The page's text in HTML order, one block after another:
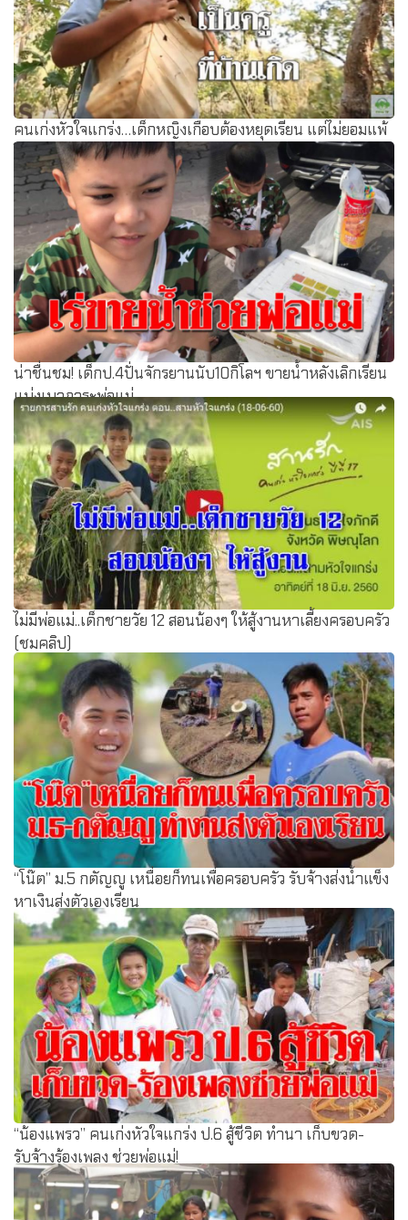
คนเก่งหัวใจแกร่ง…เด็กหญิงเกือบต้องหยุดเรียน แต่ไม่ยอมแพ้
โชคชะตา (ชมคลิป)
น่าชื่นชม! เด็กป.4ปั่นจักรยานนับ10กิโลฯ ขายน้ำหลังเลิกเรียน
แบ่งเบาภาระพ่อแม่
ไม่มีพ่อแม่..เด็กชายวัย 12 สอนน้องๆ ให้สู้งานหาเลี้ยงครอบครัว
(ชมคลิป)
“โน๊ต” ม.5 กตัญญู เหนื่อยก็ทนเพื่อครอบครัว รับจ้างส่งน้ำแข็ง
หาเงินส่งตัวเองเรียน
“น้องแพรว” คนเก่งหัวใจแกร่ง ป.6 สู้ชีวิต ทำนา เก็บขวด-
รับจ้างร้องเพลง ช่วยพ่อแม่!